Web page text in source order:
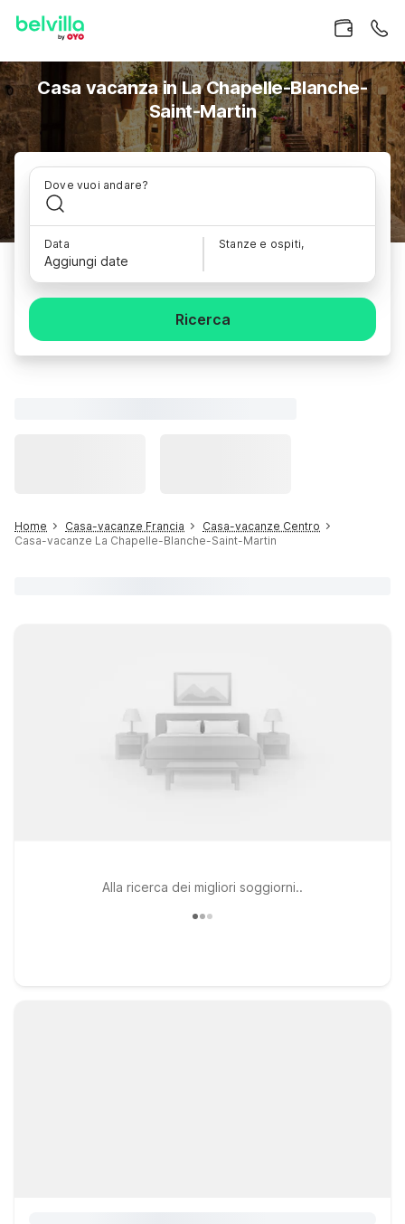
Casa vacanza in La Chapelle-Blanche-
Saint-Martin
Dove vuoi andare?
Data
Aggiungi date
Stanze e ospiti,
Ricerca
Home Casa-vacanze Francia
Casa-vacanze Centro
Casa-vacanze La Chapelle-Blanche-Saint-Martin
Alla ricerca dei migliori soggiorni..